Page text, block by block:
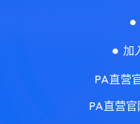
加
PA直营
PA直营